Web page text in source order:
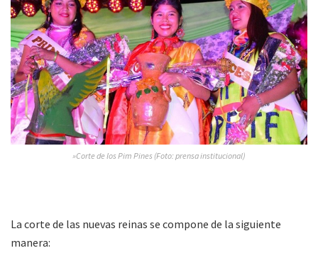
»Corte de los Pim Pines (Foto: prensa institucional)
La corte de las nuevas reinas se compone de la siguiente
manera: